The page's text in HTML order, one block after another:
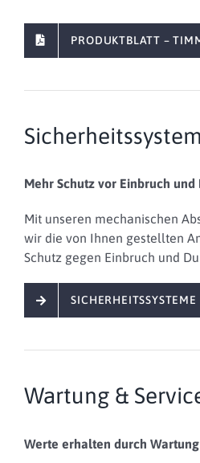
PRODUKTBLATT –
Mehr Schutz vor Einbruch und
Mit unseren mechanischen
wir die von Ihnen gestellten
Schutz gegen Einbruch und
SICHERHEITSSYSTEME
Wartung &
Werte erhalten durch Wartung